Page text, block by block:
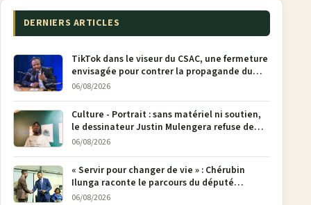
DERNIERS ARTICLES
TikTok dans le viseur du CSAC, une fermeture
envisagée pour contrer la propagande du
M23
06/08/2026
Culture - Portrait : sans matériel ni soutien,
le dessinateur Justin Mulengera refuse de
poser son crayon
06/08/2026
« Servir pour changer de vie » : Chérubin
Ilunga raconte le parcours du député
national Jethro Muyombi Tshimbu en 137
06/08/2026